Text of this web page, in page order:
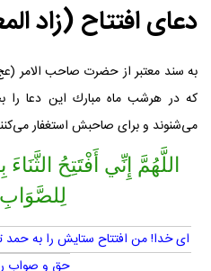
دعای افتتاح (زاد
به سند معتبر از حضرت صاحب الامر
كه در هرشب ماه مبارك اين دعا را
مى‌شنوند و براى صاحبش استغفار
اللَّهُمَّ إِنِّي أَفْتَتِحُ
اى خدا! من افتتاح ستايش را به